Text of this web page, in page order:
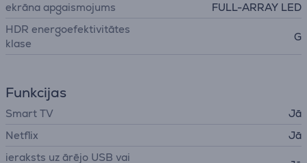
ekrāna apgaismojums
FULL-ARRAY LED
HDR energoefektivitātes
klase
G
Funkcijas
Smart TV
Jā
Netflix
Jā
ieraksts uz ārējo USB vai